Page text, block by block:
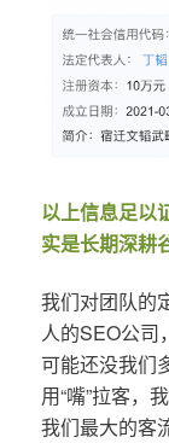
以上信息足以
实是长期深耕
我们对团队的
人的SEO公司
可能还没我们
用“嘴”拉客，
我们最大的客